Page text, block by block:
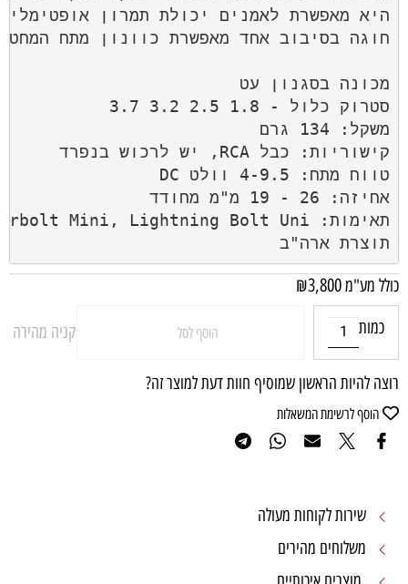
היא מאפשרת לאמנים יכולת תמרון
תוצרת ארה"ב
כולל מע"מ ₪3,800
כמות הוסף לסל קניה מהירה
רוצה להיות הראשון שמוסיף חוות דעת למוצר זה?
הוסף לרשימת המשאלות
שירות לקוחות מעולה
משלוחים מהירים